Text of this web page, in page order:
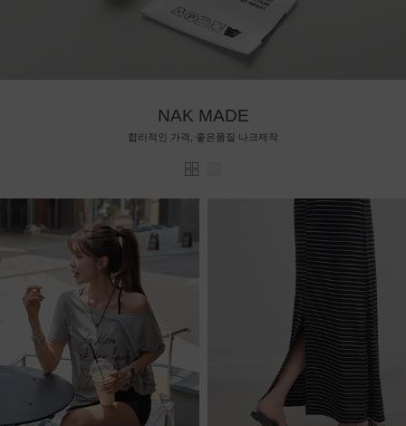
NAK MADE
합리적인 가격, 좋은품질 나크제작